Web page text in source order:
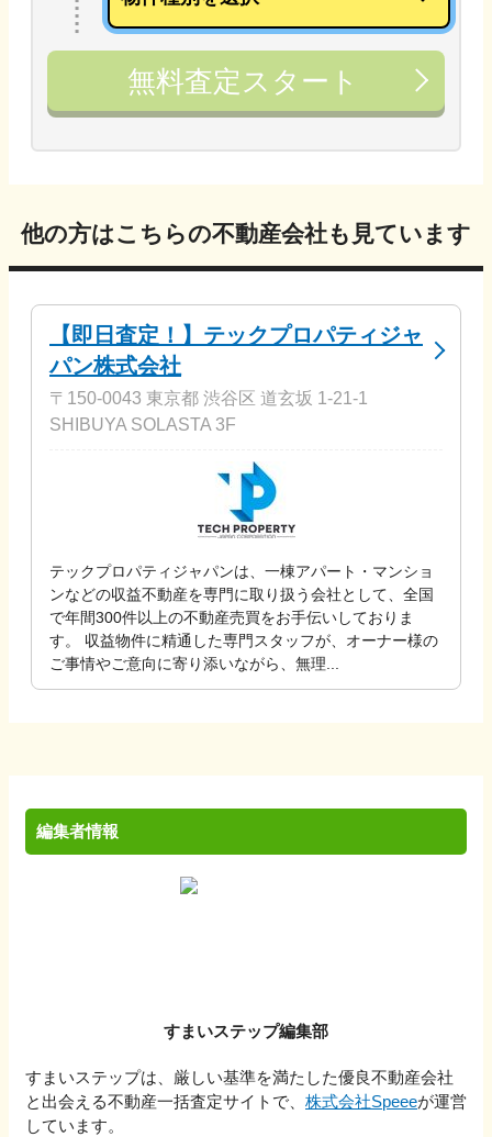
無料査定スタート
他の方はこちらの不動産会社も見ています
【即日査定！】テックプロパティジャ
パン株式会社
〒150-0043 東京都 渋谷区 道玄坂 1-21-1
SHIBUYA SOLASTA 3F
テックプロパティジャパンは、一棟アパート・マンショ
ンなどの収益不動産を専門に取り扱う会社として、全国
で年間300件以上の不動産売買をお手伝いしておりま
す。 収益物件に精通した専門スタッフが、オーナー様の
ご事情やご意向に寄り添いながら、無理...
編集者情報
すまいステップ編集部
すまいステップは、厳しい基準を満たした優良不動産会社
と出会える不動産一括査定サイトで、 株式会社Speeeが運営
しています。